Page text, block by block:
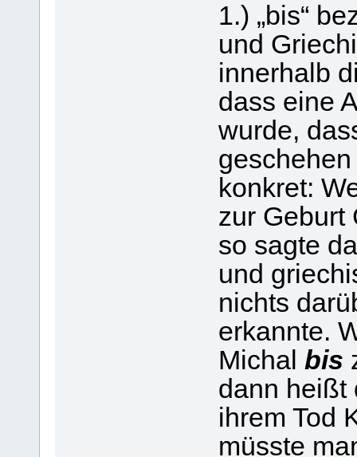
1.) „bis“
und
innerhalb
dass eine
wurde,
konkret:
zur Geburt
so sagte
und
nichts
erkannte.
Michal bis
dann heißt
ihrem Tod
müsste